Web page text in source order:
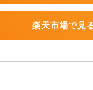
楽天市場で見